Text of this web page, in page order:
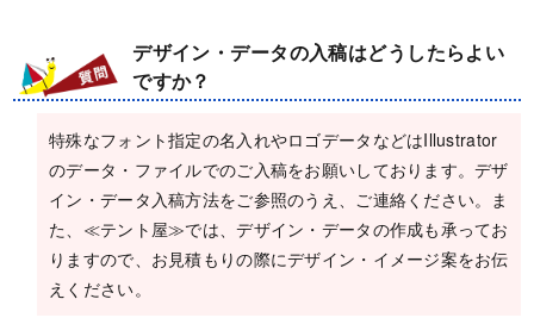
デザイン・データの入稿はどうしたらよい
ですか？
特殊なフォント指定の名入れやロゴデータなどはIllustrator
のデータ・ファイルでのご入稿をお願いしております。デザ
イン・データ入稿方法をご参照のうえ、ご連絡ください。ま
た、≪テント屋≫では、デザイン・データの作成も承ってお
りますので、お見積もりの際にデザイン・イメージ案をお伝
えください。